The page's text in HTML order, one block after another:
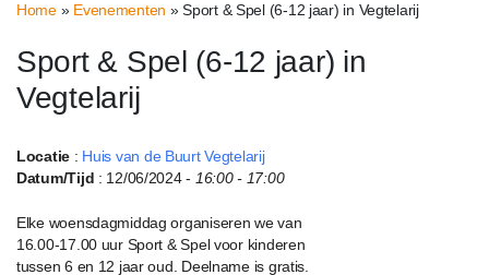
Home» Evenementen »Sport & Spel (6-12 jaar) in Vegtelarij
Sport & Spel (6-12 jaar) in
Vegtelarij
Locatie : Huis van de Buurt Vegtelarij
Datum/Tijd : 12/06/2024 - 16:00 - 17:00
Elke woensdagmiddag organiseren we van
16.00-17.00 uur Sport & Spel voor kinderen
tussen 6 en 12 jaar oud. Deelname is gratis.